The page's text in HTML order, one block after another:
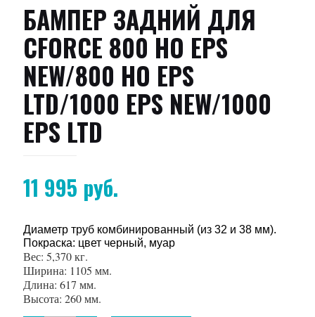
БАМПЕР ЗАДНИЙ ДЛЯ
CFORCE 800 HO EPS
NEW/800 HO EPS
LTD/1000 EPS NEW/1000
EPS LTD
11 995 руб.
Диаметр труб комбинированный (из 32 и 38 мм).
Покраска: цвет черный, муар
Вес: 5,370 кг.
Ширина: 1105 мм.
Длина: 617 мм.
Высота: 260 мм.